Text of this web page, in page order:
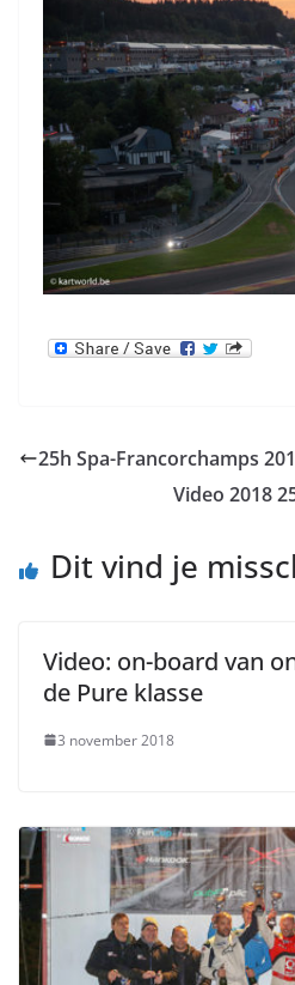
25h Spa-Francorchamps
Video 2018
Dit vind je
Video: on-board van
de Pure klasse
3 november 2018